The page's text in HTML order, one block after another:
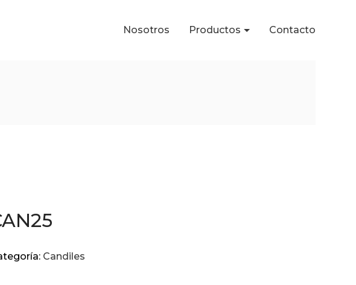
Nosotros Productos Contacto
Candiles